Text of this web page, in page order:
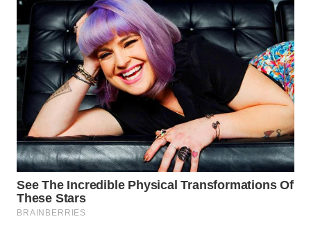
WN
KARAWANG
WN
BEKASI
WN
BOGOR
WN
DEPOK